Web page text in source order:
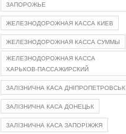
ЗАПОРОЖЬЕ
ЖЕЛЕЗНОДОРОЖНАЯ КАССА КИЕВ
ЖЕЛЕЗНОДОРОЖНАЯ КАССА СУММЫ
ЖЕЛЕЗНОДОРОЖНАЯ КАССА
ХАРЬКОВ-ПАССАЖИРСКИЙ
ЗАЛІЗНИЧНА КАСА ДНІПРОПЕТРОВСЬК
ЗАЛІЗНИЧНА КАСА ДОНЕЦЬК
ЗАЛІЗНИЧНА КАСА ЗАПОРІЖЖЯ